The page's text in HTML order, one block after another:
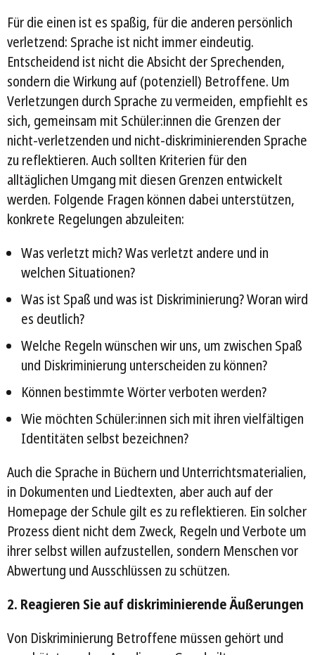
Für die einen ist es spaßig, für die anderen persönlich
verletzend: Sprache ist nicht immer eindeutig.
Entscheidend ist nicht die Absicht der Sprechenden,
sondern die Wirkung auf (potenziell) Betroffene. Um
Verletzungen durch Sprache zu vermeiden, empfiehlt es
sich, gemeinsam mit Schüler:innen die Grenzen der
nicht-verletzenden und nicht-diskriminierenden Sprache
zu reflektieren. Auch sollten Kriterien für den
alltäglichen Umgang mit diesen Grenzen entwickelt
werden. Folgende Fragen können dabei unterstützen,
konkrete Regelungen abzuleiten:
Was verletzt mich? Was verletzt andere und in
welchen Situationen?
Was ist Spaß und was ist Diskriminierung? Woran wird
es deutlich?
Welche Regeln wünschen wir uns, um zwischen Spaß
und Diskriminierung unterscheiden zu können?
Können bestimmte Wörter verboten werden?
Wie möchten Schüler:innen sich mit ihren vielfältigen
Identitäten selbst bezeichnen?
Auch die Sprache in Büchern und Unterrichtsmaterialien,
in Dokumenten und Liedtexten, aber auch auf der
Homepage der Schule gilt es zu reflektieren. Ein solcher
Prozess dient nicht dem Zweck, Regeln und Verbote um
ihrer selbst willen aufzustellen, sondern Menschen vor
Abwertung und Ausschlüssen zu schützen.
2. Reagieren Sie auf diskriminierende Äußerungen
Von Diskriminierung Betroffene müssen gehört und